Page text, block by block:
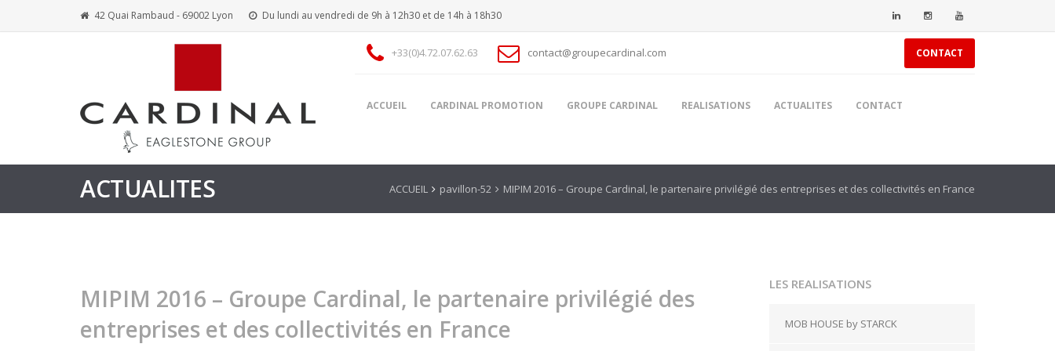
42 Quai Rambaud - 69002 Lyon Du lundi au vendredi de 9h à 12h30 et de 14h à 18h30
+33(0)4.72.07.62.63 contact@groupecardinal.com CONTACT
ACCUEIL CARDINAL PROMOTION GROUPE CARDINAL REALISATIONS ACTUALITES CONTACT
ACTUALITES ACCUEIL pavillon-52 MIPIM 2016 – Groupe Cardinal, le partenaire privilégié des entreprises et des collectivités en France
MIPIM 2016 – Groupe Cardinal, le partenaire privilégié des
entreprises et des collectivités en France
LES REALISATIONS
MOB HOUSE by STARCK